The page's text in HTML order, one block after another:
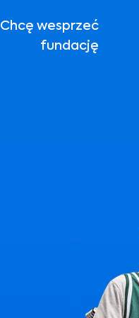
Chcę wesprzeć
fundację